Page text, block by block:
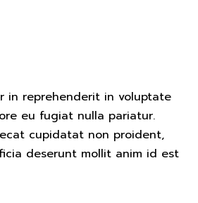
in reprehenderit in voluptate
eu fugiat nulla pariatur.
cupidatat non proident,
deserunt mollit anim id est